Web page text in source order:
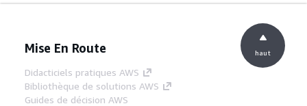
Mise En Route
Didacticiels pratiques AWS
Bibliothèque de solutions AWS
Guides de décision AWS
haut